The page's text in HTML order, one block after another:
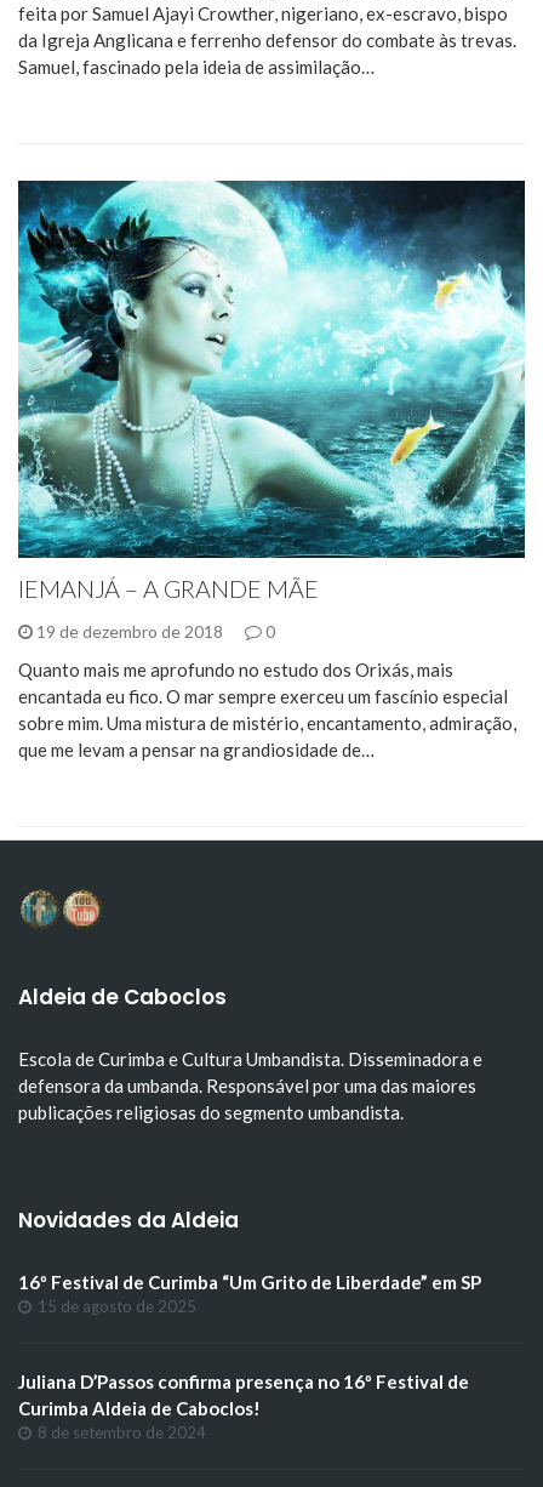
feita por Samuel Ajayi Crowther, nigeriano, ex-escravo, bispo
da Igreja Anglicana e ferrenho defensor do combate às trevas.
Samuel, fascinado pela ideia de assimilação…
IEMANJÁ – A GRANDE MÃE
19 de dezembro de 2018 0
Quanto mais me aprofundo no estudo dos Orixás, mais
encantada eu fico. O mar sempre exerceu um fascínio especial
sobre mim. Uma mistura de mistério, encantamento, admiração,
que me levam a pensar na grandiosidade de…
Aldeia de Caboclos
Escola de Curimba e Cultura Umbandista. Disseminadora e
defensora da umbanda. Responsável por uma das maiores
publicações religiosas do segmento umbandista.
Novidades da Aldeia
16º Festival de Curimba “Um Grito de Liberdade” em SP
15 de agosto de 2025
Juliana D’Passos confirma presença no 16º Festival de
Curimba Aldeia de Caboclos!
8 de setembro de 2024